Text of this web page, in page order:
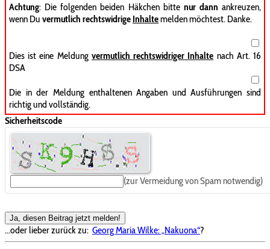
Achtung: Die folgenden beiden Häkchen bitte nur dann ankreuzen,
wenn Du vermutlich rechtswidrige Inhaltemelden möchtest. Danke.
Dies ist eine Meldung vermutlich rechtswidriger Inhalte nach Art. 16
DSA
Die in der Meldung enthaltenen Angaben und Ausführungen sind
richtig und vollständig.
Sicherheitscode
(zur Vermeidung von Spam notwendig)
Ja, diesen Beitrag jetzt melden!
...oder lieber zurück zu: Georg Maria Wilke: „Nakuona“?